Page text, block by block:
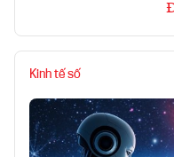
Kinh tế số